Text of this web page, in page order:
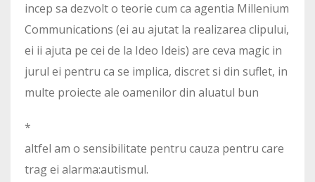
incep sa dezvolt o teorie cum ca agentia Millenium
Communications (ei au ajutat la realizarea clipului,
ei ii ajuta pe cei de la Ideo Ideis) are ceva magic in
jurul ei pentru ca se implica, discret si din suflet, in
multe proiecte ale oamenilor din aluatul bun
*
altfel am o sensibilitate pentru cauza pentru care
trag ei alarma:autismul.